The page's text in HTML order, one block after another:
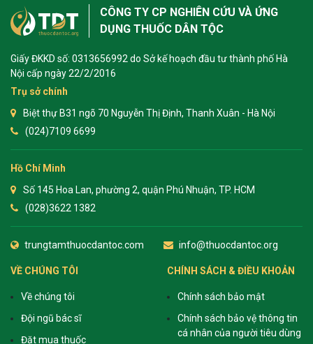
CÔNG TY CP NGHIÊN CỨU VÀ ỨNG
DỤNG THUỐC DÂN TỘC
Giấy ĐKKD số: 0313656992 do Sở kế hoạch đầu tư thành phố Hà
Nội cấp ngày 22/2/2016
Trụ sở chính
Biệt thự B31 ngõ 70 Nguyễn Thị Định, Thanh Xuân - Hà Nội
(024)7109 6699
Hồ Chí Minh
Số 145 Hoa Lan, phường 2, quận Phú Nhuận, TP. HCM
(028)3622 1382
trungtamthuocdantoc.com info@thuocdantoc.org
VỀ CHÚNG TÔI
Về chúng tôi
Đội ngũ bác sĩ
Đặt mua thuốc
CHÍNH SÁCH & ĐIỀU KHOẢN
Chính sách bảo mật
Chính sách bảo vệ thông tin
cá nhân của người tiêu dùng